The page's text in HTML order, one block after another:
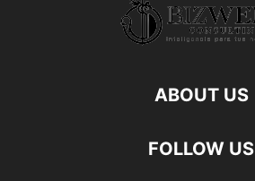
ABOUT US
FOLLOW US